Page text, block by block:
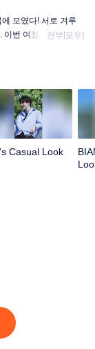
모였다! 서로 겨루
번 여정에는 누가
전부[모두]
Casual Look